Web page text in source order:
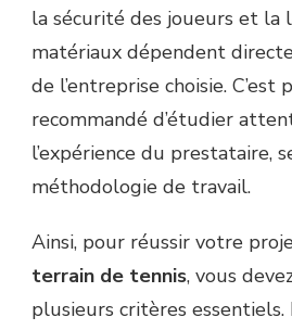
la sécurité des joueurs et la
matériaux dépendent
de l’entreprise choisie.
recommandé d’étudier
l’expérience du prestataire,
méthodologie de travail.
Ainsi, pour réussir votre
terrain de tennis, vous
plusieurs critères essentiels.